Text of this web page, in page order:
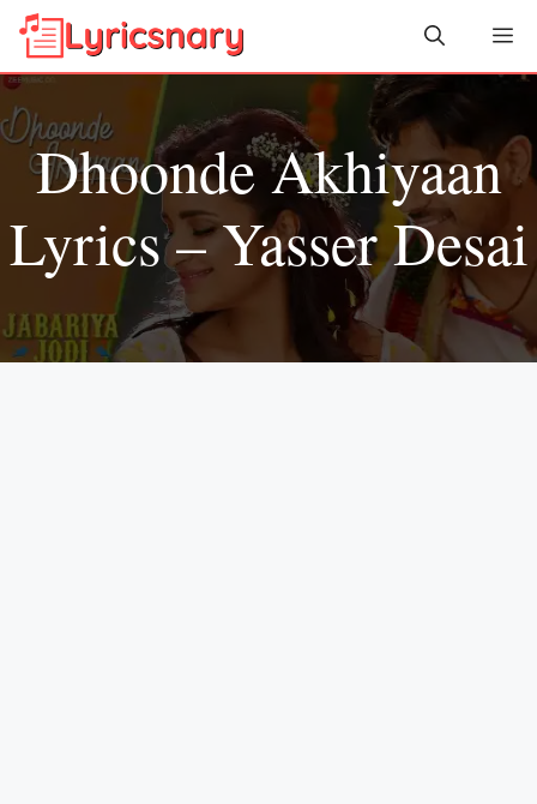
Skip
content
Dhoonde Akhiyaan
Lyrics – Yasser Desai